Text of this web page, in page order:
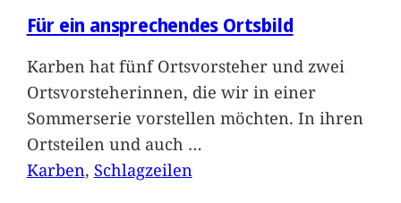
Für ein ansprechendes Ortsbild
Karben hat fünf Ortsvorsteher und zwei
Ortsvorsteherinnen, die wir in einer
Sommerserie vorstellen möchten. In ihren
Ortsteilen und auch …
Karben, Schlagzeilen